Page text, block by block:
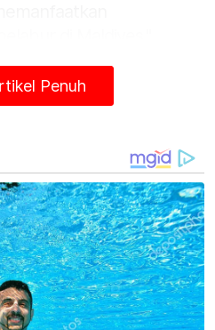
hari ini.
Seri Anwar Ibrahim
Dr Mohamed Muizzu.
Penuh